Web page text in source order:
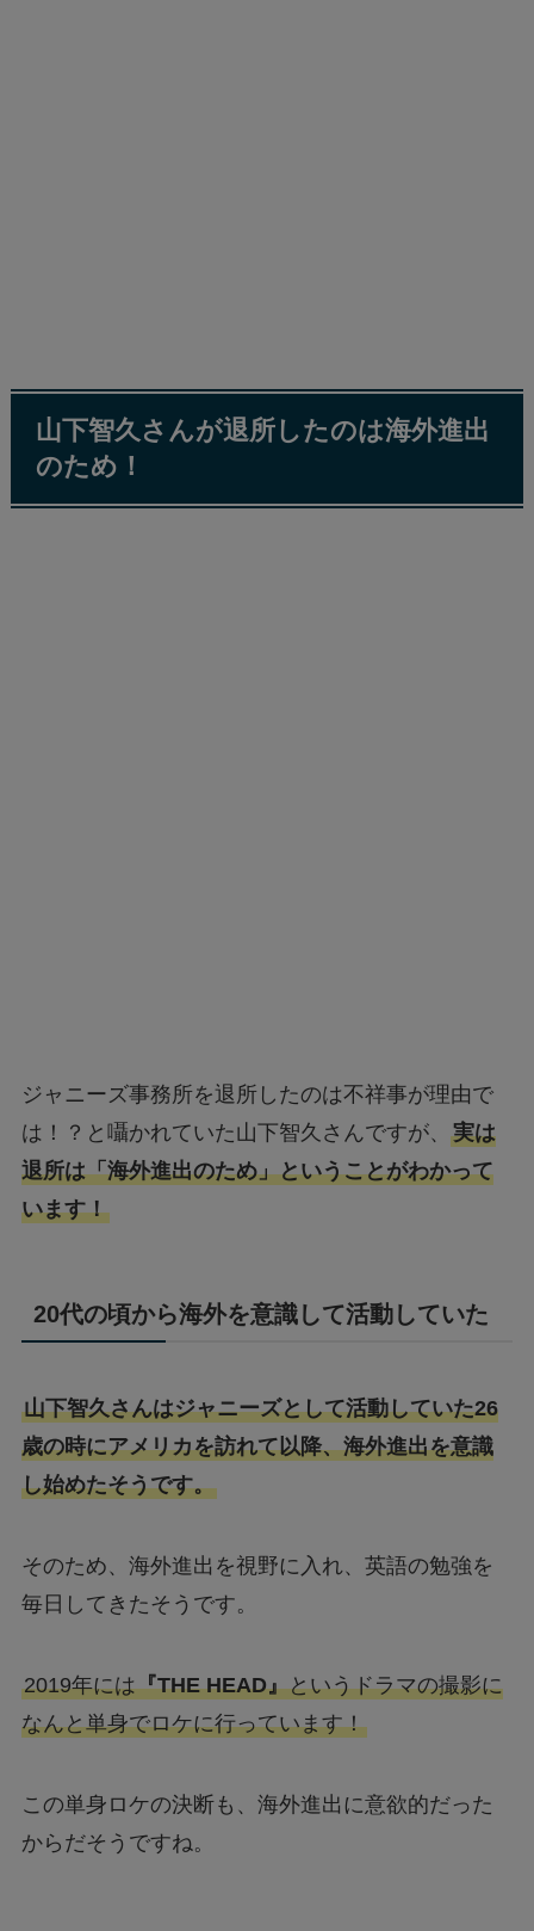
山下智久さんが退所したのは海外進出
のため！
ジャニーズ事務所を退所したのは不祥事が理由で
は！？と囁かれていた山下智久さんですが、 実は
退所は「海外進出のため」ということがわかって
います！
20代の頃から海外を意識して活動していた
山下智久さんはジャニーズとして活動していた26
歳の時にアメリカを訪れて以降、海外進出を意識
し始めたそうです。
そのため、海外進出を視野に入れ、英語の勉強を
毎日してきたそうです。
2019年には『THE HEAD』というドラマの撮影に
なんと単身でロケに行っています！
この単身ロケの決断も、海外進出に意欲的だった
からだそうですね。